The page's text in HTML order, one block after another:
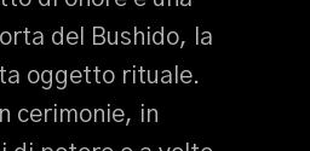
del Bushido, la
oggetto rituale.
cerimonie, in